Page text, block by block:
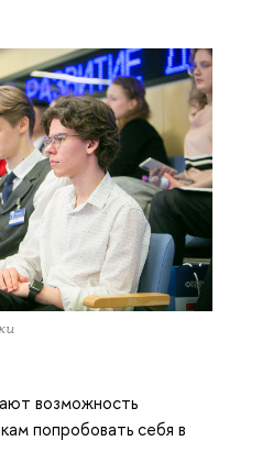
возможность
попробовать себя в